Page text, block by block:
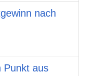
nach
Punkt aus